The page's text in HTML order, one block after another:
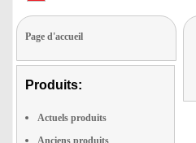
Page d'accueil
Produits:
Actuels produits
Anciens produits